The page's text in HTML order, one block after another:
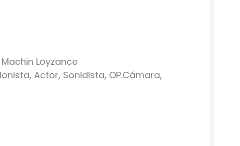
Loyzance
Actor, Sonidista, OP.Cámara,